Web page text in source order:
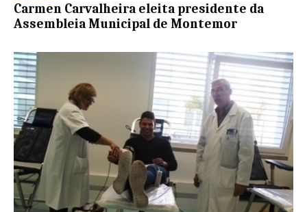
Carmen Carvalheira eleita presidente da
Assembleia Municipal de Montemor